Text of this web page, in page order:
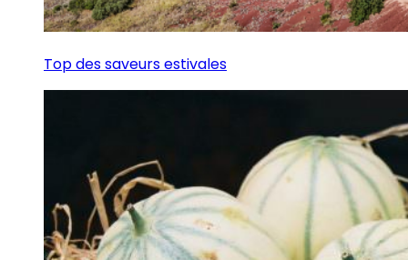
Top des saveurs estivales